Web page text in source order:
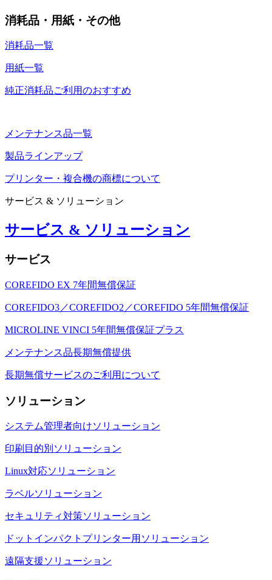
消耗品・用紙・その他
消耗品一覧
用紙一覧
純正消耗品ご利用のおすすめ
メンテナンス品一覧
製品ラインアップ
プリンター・複合機の商標について
サービス & ソリューション
サービス & ソリューション
サービス
COREFIDO EX 7年間無償保証
COREFIDO3／COREFIDO2／COREFIDO 5年間無償保証
MICROLINE VINCI 5年間無償保証プラス
メンテナンス品長期無償提供
長期無償サービスのご利用について
ソリューション
システム管理者向けソリューション
印刷目的別ソリューション
Linux対応ソリューション
ラベルソリューション
セキュリティ対策ソリューション
ドットインパクトプリンター用ソリューション
遠隔支援ソリューション